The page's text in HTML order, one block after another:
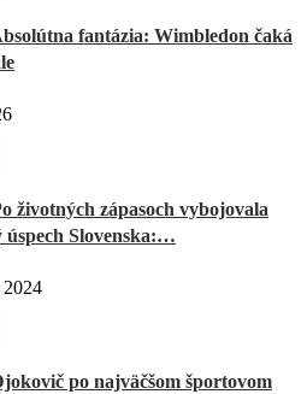
fantázia: Wimbledon čaká
životných zápasoch vybojovala
úspech Slovenska:…
2024
po najväčšom športovom